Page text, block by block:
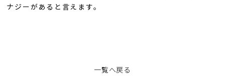
ナジーがあると言えます。
一覧へ戻る